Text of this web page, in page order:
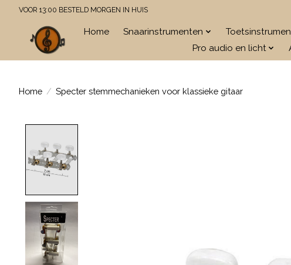
VOOR 13:00 BESTELD MORGEN IN HUIS
Home Snaarinstrumenten
Pro audio en licht
Home / Specter stemmechanieken voor klassieke gitaar